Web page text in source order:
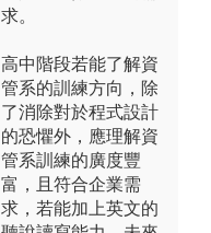
求。
高中階段若能了解資
管系的訓練方向，除
了消除對於程式設計
的恐懼外，應理解資
管系訓練的廣度豐
富，且符合企業需
求，若能加上英文的